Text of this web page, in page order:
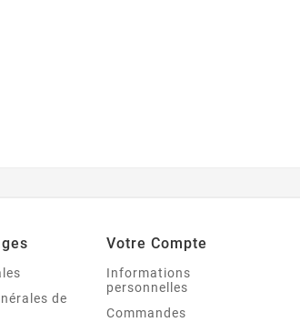
de
Votre Compte
Informations
personnelles
Commandes